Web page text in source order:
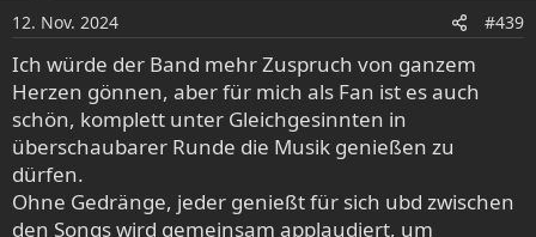
härteren US-Metal Elemente in ihren Songs - irritiert
manchen Melodic Freak und umgekehrt: die Balladen und
ruhigeren Passagen sind den Thrashern zu cheesy. Am
Ende sitzen sie zwischen den Stühlen und bleiben ein
Nischending, trotz der hohen Qualität bei Alben,
Fähigkeiten der Musiker und Liveperformance.
Ich denke, das wäre auf einem Festival wie dem RHF
ähnlich, auch wenn da Witherfall eher auf einem mittleren
12. Nov. 2024 #439
Ich würde der Band mehr Zuspruch von ganzem
Herzen gönnen, aber für mich als Fan ist es auch
schön, komplett unter Gleichgesinnten in
überschaubarer Runde die Musik genießen zu
dürfen.
Ohne Gedränge, jeder genießt für sich ubd zwischen
den Songs wird gemeinsam applaudiert, um